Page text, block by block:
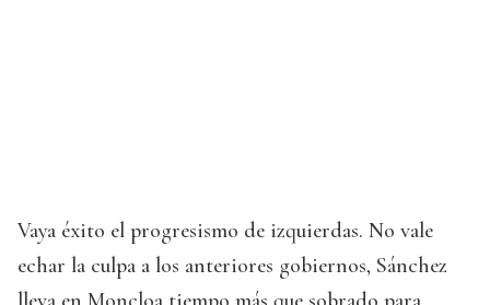
Vaya éxito el progresismo de izquierdas. No vale
echar la culpa a los anteriores gobiernos, Sánchez